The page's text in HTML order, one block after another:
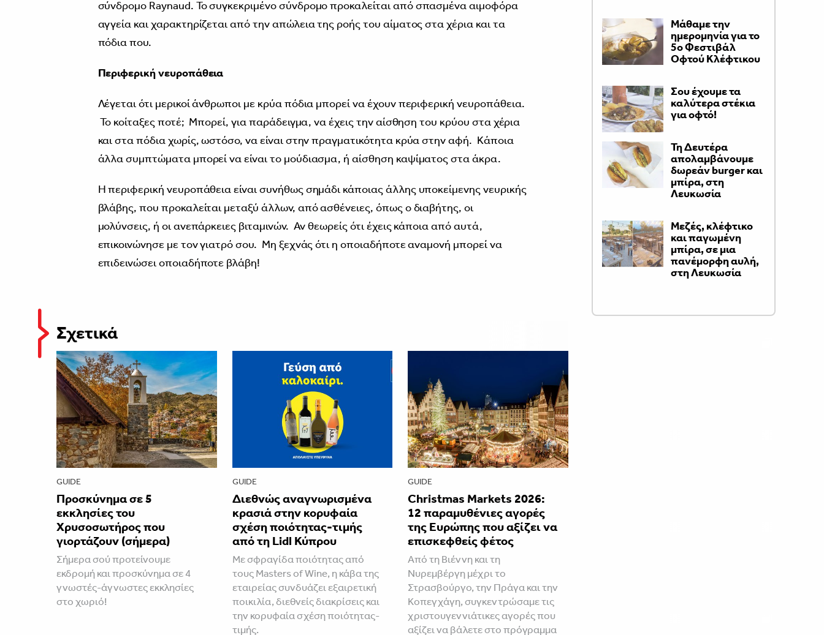
σύνδρομο Raynaud. Το συγκεκριμένο σύνδρομο προκαλείται από σπασμένα αιμοφόρα
αγγεία και χαρακτηρίζεται από την απώλεια της ροής του αίματος στα χέρια και τα
πόδια που.
Περιφερική νευροπάθεια
Λέγεται ότι μερικοί άνθρωποι με κρύα πόδια μπορεί να έχουν περιφερική νευροπάθεια.
Το κοίταξες ποτέ; Μπορεί, για παράδειγμα, να έχεις την αίσθηση του κρύου στα χέρια
και στα πόδια χωρίς, ωστόσο, να είναι στην πραγματικότητα κρύα στην αφή. Κάποια
άλλα συμπτώματα μπορεί να είναι το μούδιασμα, ή αίσθηση καψίματος στα άκρα.
Η περιφερική νευροπάθεια είναι συνήθως σημάδι κάποιας άλλης υποκείμενης νευρικής
βλάβης, που προκαλείται μεταξύ άλλων, από ασθένειες, όπως ο διαβήτης, οι
μολύνσεις, ή οι ανεπάρκειες βιταμινών. Αν θεωρείς ότι έχεις κάποια από αυτά,
επικοινώνησε με τον γιατρό σου. Μη ξεχνάς ότι η οποιαδήποτε αναμονή μπορεί να
επιδεινώσει οποιαδήποτε βλάβη!
Σχετικά
GUIDE
Προσκύνημα σε 5
εκκλησίες του
Χρυσοσωτήρος που
γιορτάζουν (σήμερα)
Σήμερα σού προτείνουμε
εκδρομή και προσκύνημα σε 4
γνωστές-άγνωστες εκκλησίες
στο χωριό!
GUIDE
Διεθνώς αναγνωρισμένα
κρασιά στην κορυφαία
σχέση ποιότητας-τιμής
από τη Lidl Κύπρου
Με σφραγίδα ποιότητας από
τους Masters of Wine, η κάβα της
εταιρείας συνδυάζει εξαιρετική
ποικιλία, διεθνείς διακρίσεις και
την κορυφαία σχέση ποιότητας-
τιμής.
GUIDE
Christmas Markets 2026:
12 παραμυθένιες αγορές
της Ευρώπης που αξίζει να
επισκεφθείς φέτος
Από τη Βιέννη και τη
Νυρεμβέργη μέχρι το
Στρασβούργο, την Πράγα και την
Κοπεγχάγη, συγκεντρώσαμε τις
χριστουγεννιάτικες αγορές που
αξίζει να βάλετε στο πρόγραμμα
Μάθαμε την
ημερομηνία για το
5ο Φεστιβάλ
Οφτού Κλέφτικου
Σου έχουμε τα
καλύτερα στέκια
για οφτό!
Τη Δευτέρα
απολαμβάνουμε
δωρεάν burger και
μπίρα, στη
Λευκωσία
Μεζές, κλέφτικο
και παγωμένη
μπίρα, σε μια
πανέμορφη αυλή,
στη Λευκωσία